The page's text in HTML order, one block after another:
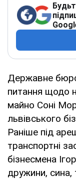
Державне бюро
питання щодо
майно Соні
львівського
Раніше під
транспортні
бізнесмена
дружини, сина,